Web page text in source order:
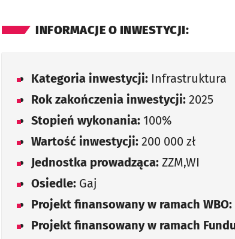
INFORMACJE O INWESTYCJI:
Kategoria inwestycji: Infrastruktura
Rok zakończenia inwestycji: 2025
Stopień wykonania: 100%
Wartość inwestycji: 200 000 zł
Jednostka prowadząca: ZZM,WI
Osiedle: Gaj
Projekt finansowany w ramach WBO:
Projekt finansowany w ramach